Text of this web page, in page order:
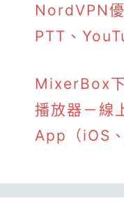
NordVPN
PTT、
MixerBox
播放器－線
App（iOS